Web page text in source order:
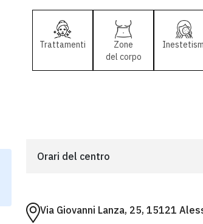
Trattamenti
Zone
del corpo
Orari del centro
Via Giovanni Lanza, 25, 15121